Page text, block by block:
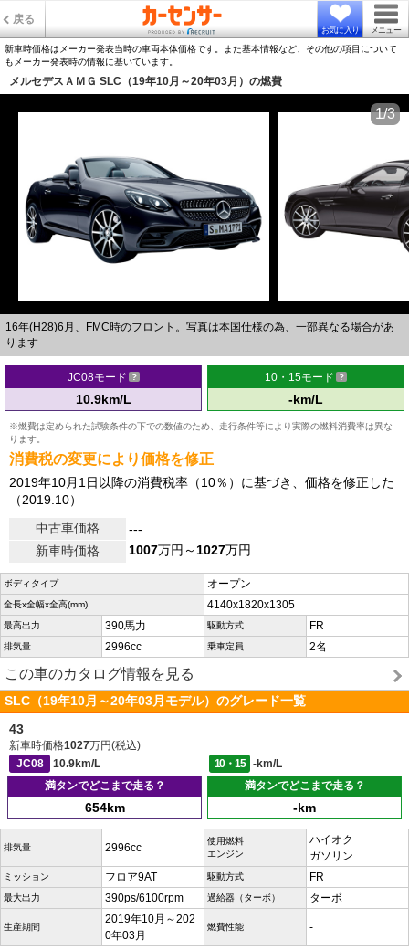
戻る
お気に入り メニュー
新車時価格はメーカー発表当時の車両本体価格です。また基本情報など、その他の項目について
もメーカー発表時の情報に基いています。
メルセデスＡＭＧ SLC（19年10月～20年03月）の燃費
16年(H28)6月、FMC時のフロント。写真は本国仕様の為、一部異なる場合があ
ります
1/3
JC08モード
10.9km/L
10・15モード
-km/L
※燃費は定められた試験条件の下での数値のため、走行条件等により実際の燃料消費率は異な
ります。
消費税の変更により価格を修正
2019年10月1日以降の消費税率（10％）に基づき、価格を修正した
（2019.10）
中古車価格
---
新車時価格
1007万円～1027万円
ボディタイプ オープン
全長x全幅x全高(mm) 4140x1820x1305
最高出力 390馬力 駆動方式 FR
排気量 2996cc 乗車定員 2名
この車のカタログ情報を見る
SLC（19年10月～20年03月モデル）のグレード一覧
43
新車時価格1027万円(税込)
JC08
10.9km/L 10・15
-km/L
満タンでどこまで走る？
654km
満タンでどこまで走る？
-km
排気量 2996cc
使用燃料
エンジン
ハイオク
ガソリン
ミッション フロア9AT 駆動方式 FR
最大出力 390ps/6100rpm 過給器（ターボ） ターボ
生産期間
2019年10月～202
0年03月
燃費性能 -